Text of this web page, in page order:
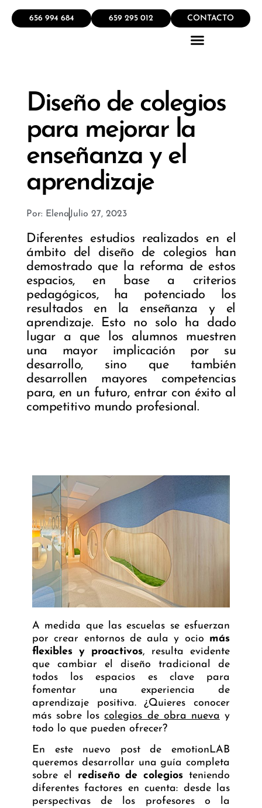
656 994 684 659 295 012 CONTACTO
Diseño de colegios
para mejorar la
enseñanza y el
aprendizaje
Por: Elena Julio 27, 2023
Diferentes estudios realizados en el
ámbito del diseño de colegios han
demostrado que la reforma de estos
espacios, en base a criterios
pedagógicos, ha potenciado los
resultados en la enseñanza y el
aprendizaje. Esto no solo ha dado
lugar a que los alumnos muestren
una mayor implicación por su
desarrollo, sino que también
desarrollen mayores competencias
para, en un futuro, entrar con éxito al
competitivo mundo profesional.
A medida que las escuelas se esfuerzan
por crear entornos de aula y ocio más
flexibles y proactivos, resulta evidente
que cambiar el diseño tradicional de
todos los espacios es clave para
fomentar una experiencia de
aprendizaje positiva. ¿Quieres conocer
más sobre loscolegios de obra nueva y
todo lo que pueden ofrecer?
En este nuevo post de emotionLAB
queremos desarrollar una guía completa
sobre el rediseño de colegios teniendo
diferentes factores en cuenta: desde las
perspectivas de los profesores o la